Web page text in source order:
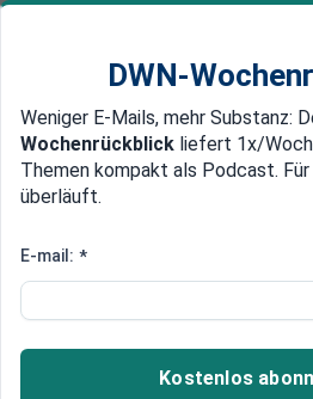
Newsticker MEIN DWN:
Edelmetalle DWN-
Regierungs-Gegner ausgebildet
US-
Sturz von
US-Organisationen haben
DWN-
Weniger E-Mails, mehr Substanz:
Wochenrückblick liefert 1x/
Themen kompakt als Podcast.
überläuft.
E-mail: *
Kostenlos